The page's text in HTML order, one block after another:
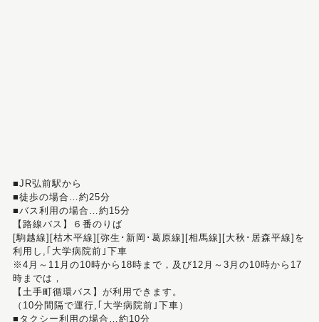
■JR弘前駅から
■徒歩の場合…約25分
■バス利用の場合…約15分
【路線バス】６番のりば
[駒越線][枯木平線][弥生･新岡･葛原線][相馬線][大秋･居森平線]を
利用し,｢大学病院前｣下車
※4月～11月の10時から18時まで，及び12月～3月の10時から17
時までは，
【土手町循環バス】が利用できます。
（10分間隔で運行,｢大学病院前｣下車）
■タクシー利用の場合…約10分